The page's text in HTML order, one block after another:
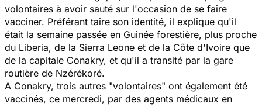
volontaires à avoir sauté sur l'occasion de se faire
vacciner. Préférant taire son identité, il explique qu'il
était la semaine passée en Guinée forestière, plus proche
du Liberia, de la Sierra Leone et de la Côte d'Ivoire que
de la capitale Conakry, et qu'il a transité par la gare
routière de Nzérékoré.
A Conakry, trois autres "volontaires" ont également été
vaccinés, ce mercredi, par des agents médicaux en